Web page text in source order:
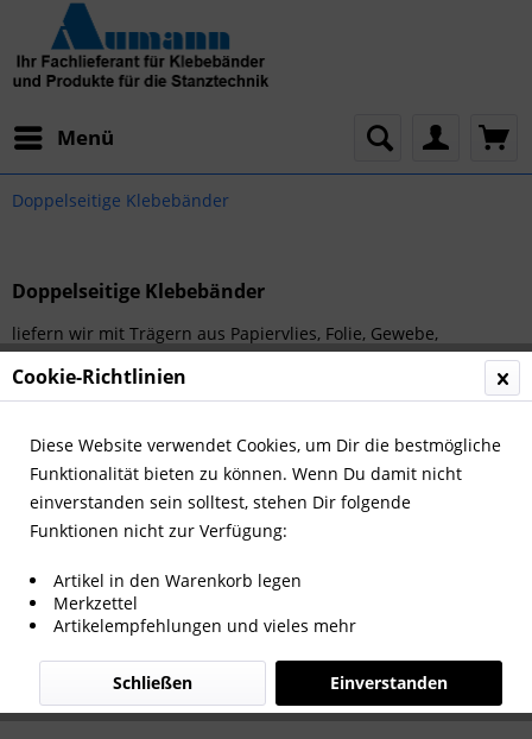
Menü
Doppelseitige Klebebänder
Doppelseitige Klebebänder
liefern wir mit Trägern aus Papiervlies, Folie, Gewebe,
Schaumstoff oder auch als reine Transferkleber. Abhängig von
dem jeweiligen Einsatzgebiet liefern wir die Produkte mit
AFL-2509-TS Fingerlift
Mit überstehendem Abdeckpapier
Doppelseitiges Klebeband
mit Papiervliesträger
Cookie-Richtlinien
Diese Website verwendet Cookies, um Dir die bestmögliche
Funktionalität bieten zu können. Wenn Du damit nicht
einverstanden sein solltest, stehen Dir folgende
Funktionen nicht zur Verfügung:
Artikel in den Warenkorb legen
Merkzettel
Artikelempfehlungen und vieles mehr
Einverstanden
Schließen